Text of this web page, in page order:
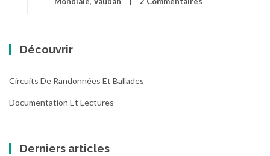
Découvrir
Circuits De Randonnées Et Ballades
Documentation Et Lectures
Derniers articles